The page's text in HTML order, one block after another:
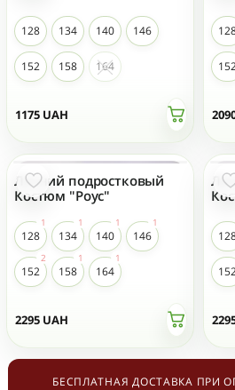
1175 UAH
128 134 140 146
152 158 164
НОВЫЙ
2295 UAH
Летний подростковый
Костюм "Роус"
128 134 140 146
152 158 164
БЕСПЛАТНАЯ ДОСТАВКА ПРИ